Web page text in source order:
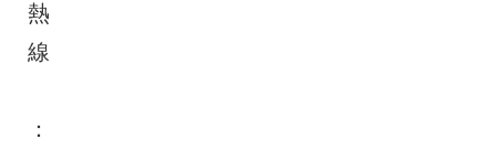
熱
線
：